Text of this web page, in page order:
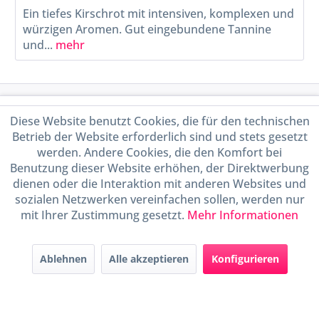
Ein tiefes Kirschrot mit intensiven, komplexen und
würzigen Aromen. Gut eingebundene Tannine
und... mehr
Service Hotline
Shop Service
Informationen
Handel mit BIO-Weinen
durch DE-ÖKO-009
Diese Website benutzt Cookies, die für den technischen
Betrieb der Website erforderlich sind und stets gesetzt
werden. Andere Cookies, die den Komfort bei
Benutzung dieser Website erhöhen, der Direktwerbung
dienen oder die Interaktion mit anderen Websites und
sozialen Netzwerken vereinfachen sollen, werden nur
mit Ihrer Zustimmung gesetzt. Mehr Informationen
Ablehnen Alle akzeptieren Konfigurieren